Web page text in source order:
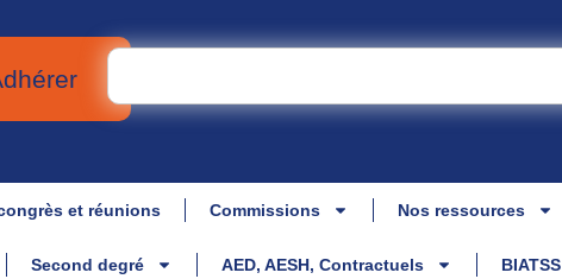
et réunions Commissions Nos ressources
Second degré AED, AESH, Contractuels BIATSS